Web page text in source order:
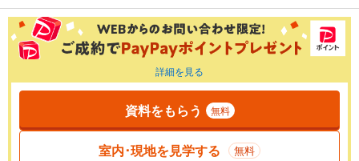
詳細を見る
資料をもらう 無料
室内･現地を見学する 無料